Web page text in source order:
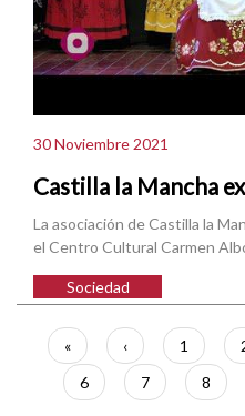
30 Noviembre 2021
Castilla la Mancha
La asociación de Castilla la
el Centro Cultural Carmen
Sociedad
Paginación
Primera
página
«
Página
anterior
‹ Página
1
Página
6 Página
7 8